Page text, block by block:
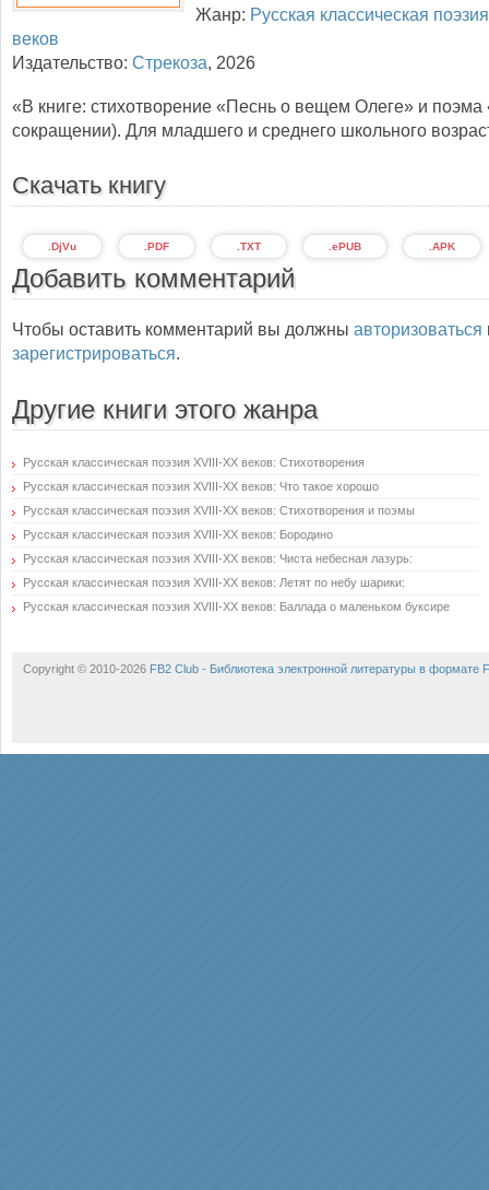
Жанр: Русская классическая
веков
Издательство: Стрекоза, 2026
«В книге: стихотворение «Песнь о вещем Олеге» и поэма
сокращении). Для младшего и среднего школьного
Скачать книгу
.APK
.ePUB
.TXT
.PDF
.DjVu
Добавить комментарий
Чтобы оставить комментарий вы должны авторизоваться
зарегистрироваться.
Другие книги этого жанра
Русская классическая поэзия XVIII-XX веков: Стихотворения
Русская классическая поэзия XVIII-XX веков: Что такое хорошо
Русская классическая поэзия XVIII-XX веков: Стихотворения и поэмы
Русская классическая поэзия XVIII-XX веков: Бородино
Русская классическая поэзия XVIII-XX веков: Чиста небесная лазурь:
Русская классическая поэзия XVIII-XX веков: Летят по небу шарики:
Русская классическая поэзия XVIII-XX веков: Баллада о маленьком буксире
Copyright © 2010-2026 FB2 Club - Библиотека электронной литературы в формате